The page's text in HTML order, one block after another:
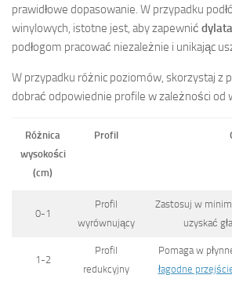
prawidłowe dopasowanie. W przypadku
winylowych, istotne jest, aby zapewnić
podłogom pracować niezależnie i unikając
W przypadku różnic poziomów, skorzystaj z
dobrać odpowiednie profile w zależności od
Różnica
wysokości
(cm)
Profil
0-1
Profil
wyrównujący
Zastosuj w
uzyskać
1-2
Profil
redukcyjny
Pomaga w
łagodne